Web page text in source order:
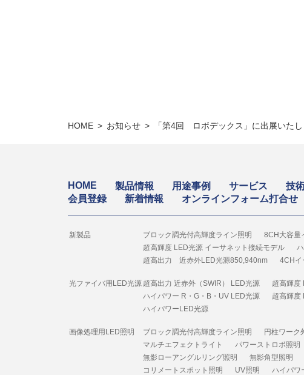
HOME お知らせ 「第4回 ロボデックス」に出展いたし
HOME 製品情報 用途事例 サービス 技
会員登録
新着情報 オンラインフォーム打合せ
新製品 ブロック調光付高輝度ライン照明 8CH大容量
超高輝度 LED光源 イーサネット接続モデル
超高出力 近赤外LED光源850,940nm
4CHイ
光ファイバ用LED光源 超高出力 近赤外（SWIR） LED光源 超高輝度
ハイパワー R・G・B・UV LED光源
超高輝度
ハイパワーLED光源
画像処理用LED照明 ブロック調光付高輝度ライン照明 円柱ワーク
マルチエフェクトライト
パワーストロボ照明
無影ローアングルリング照明
無影角型照明
コリメートスポット照明
UV照明 ハイパワ